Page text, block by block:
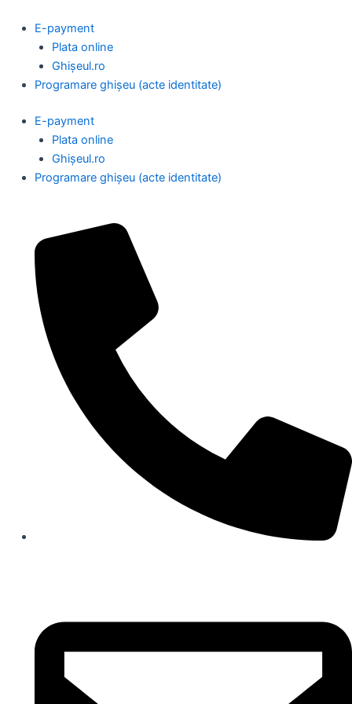
content
E-payment
Plata online
Ghișeul.ro
Programare ghișeu (acte identitate)
E-payment
Plata online
Ghișeul.ro
Programare ghișeu (acte identitate)